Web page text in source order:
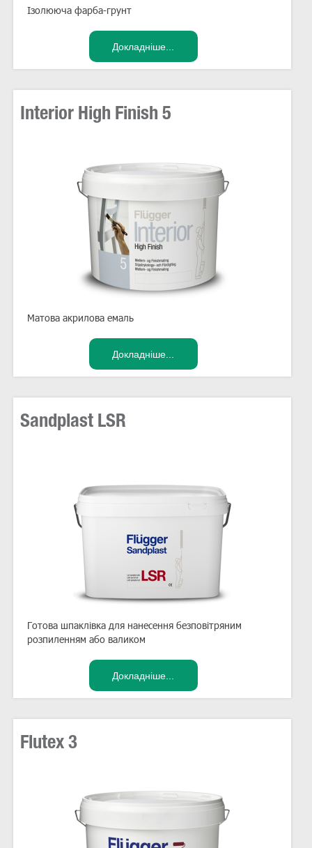
Ізолююча фарба-грунт
Interior High Finish 5
Матова акрилова емаль
Sandplast LSR
Готова шпаклівка для нанесення безповітряним
розпиленням або валиком
Flutex 3